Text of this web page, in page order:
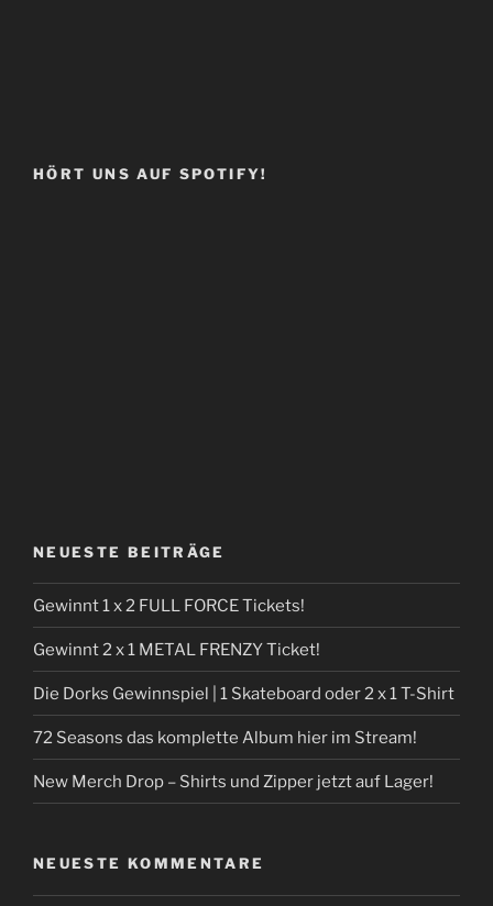
HÖRT UNS AUF SPOTIFY!
NEUESTE BEITRÄGE
Gewinnt 1 x 2 FULL FORCE Tickets!
Gewinnt 2 x 1 METAL FRENZY Ticket!
Die Dorks Gewinnspiel | 1 Skateboard oder 2 x 1 T-Shirt
72 Seasons das komplette Album hier im Stream!
New Merch Drop – Shirts und Zipper jetzt auf Lager!
NEUESTE KOMMENTARE